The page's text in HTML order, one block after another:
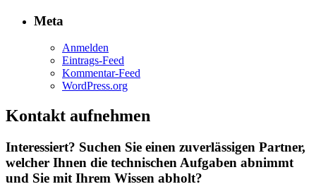
Meta
Anmelden
Eintrags-Feed
Kommentar-Feed
WordPress.org
Kontakt aufnehmen
Interessiert? Suchen Sie einen zuverlässigen Partner,
welcher Ihnen die technischen Aufgaben abnimmt
und Sie mit Ihrem Wissen abholt?